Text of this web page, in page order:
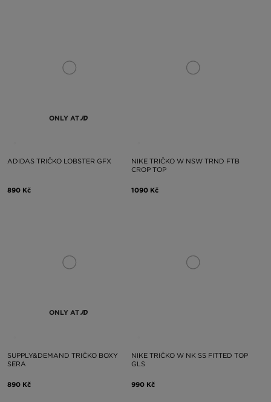
ONLY AT
ADIDAS TRIČKO LOBSTER GFX
890 Kč
NIKE TRIČKO W NSW TRND FTB
CROP TOP
1090 Kč
ONLY AT
SUPPLY&DEMAND TRIČKO BOXY
SERA
890 Kč
NIKE TRIČKO W NK SS FITTED TOP
GLS
990 Kč